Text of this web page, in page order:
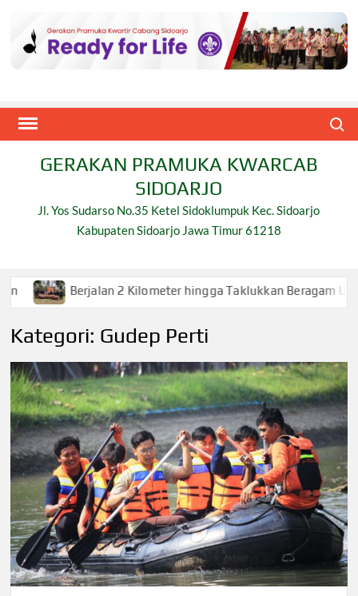
content
GERAKAN PRAMUKA KWARCAB
SIDOARJO
Jl. Yos Sudarso No.35 Ketel Sidoklumpuk Kec. Sidoarjo
Kabupaten Sidoarjo Jawa Timur 61218
2 Kilometer hingga Taklukkan Beragam Ujian, Inilah
Kategori: Gudep Perti